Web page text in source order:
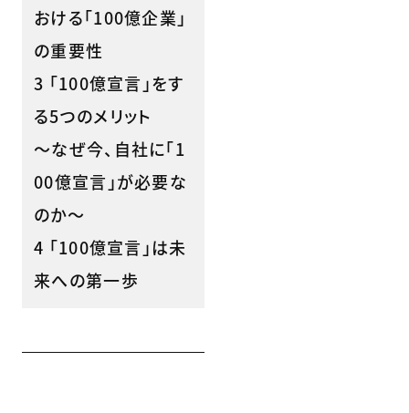
おける「100億企業」
の重要性
3 「100億宣言」をす
る5つのメリット
～なぜ今、自社に「1
00億宣言」が必要な
のか～
4 「100億宣言」は未
来への第一歩